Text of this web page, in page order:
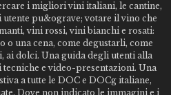
i migliori vini italiani, le cantine,
pu&ograve; votare il vino che
vini rossi, vini bianchi e rosati:
o una cena, come degustarli, come
ai dolci. Una guida degli utenti alla
e video-presentazioni. Una
a tutte le DOC e DOCg italiane,
Dove non indicato le immagini e i